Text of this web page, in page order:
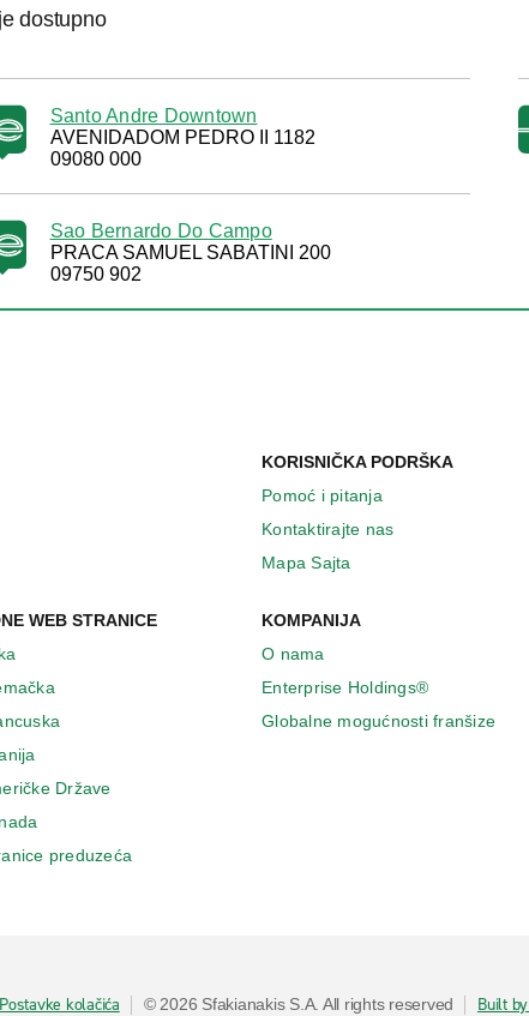
dostupno
Santo Andre Downtown
AVENIDADOM PEDRO II 1182
09080 000
Sao Bernardo Do Campo
PRACA SAMUEL SABATINI 200
09750 902
WEB STRANICE
Države
preduzeća
KORISNIČKA PODRŠKA
Pomoć i pitanja
Kontaktirajte nas
Mapa Sajta
KOMPANIJA
O nama
Enterprise Holdings®
Globalne mogućnosti franšize
Postavke kolačića © 2026 Sfakianakis S.A. All rights reserved Built by